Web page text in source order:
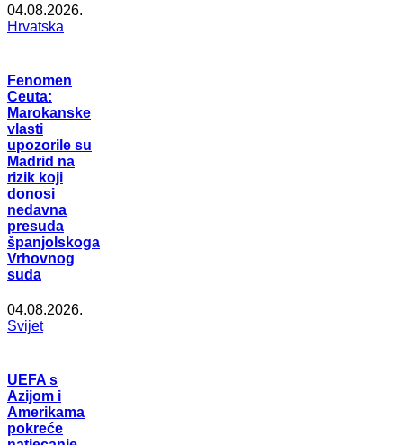
04.08.2026.
Hrvatska
Fenomen
Ceuta:
Marokanske
vlasti
upozorile su
Madrid na
rizik koji
donosi
nedavna
presuda
španjolskoga
Vrhovnog
suda
04.08.2026.
Svijet
UEFA s
Azijom i
Amerikama
pokreće